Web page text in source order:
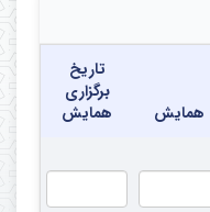
همایش
تاریخ
برگزاری
همایش